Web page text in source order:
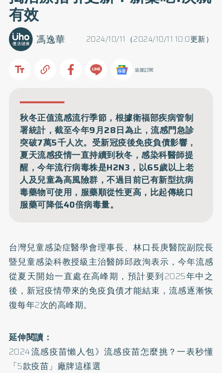
有效
2024/10/11（2024/10/11 10:0更新）
馮逸華
追蹤訂閱
秋冬正值流感流行季節，根據衛福部疾病管制
署統計，截至今年9月28日為止，流感門急診
突破7萬5千人次。受新冠疫後免疫負債影響，
夏天流感疫情一直持續到秋冬，感染科醫師提
醒，今年流行病毒株是H2N3，以65歲以上老
人及兒童為高風險群，不過目前已有新型抗病
毒藥物可使用，服藥順從性更高，比起傳統口
服藥可降低40倍病毒量。
台灣兒童感染症醫學會理事長、林口長庚醫院副院長
暨兒童感染科教授級主治醫師邱政洵表示，今年流感
從夏天開始一直處在高峰期，預計要到2025年中之
後， 新冠疫情帶來的免疫負債才能結束，流感逐漸恢
復每年2次的高峰期。
延伸閱讀：
2024流感疫苗懶人包》流感疫苗怎麼挑？一表秒懂
「5款疫苗」廠牌這樣選